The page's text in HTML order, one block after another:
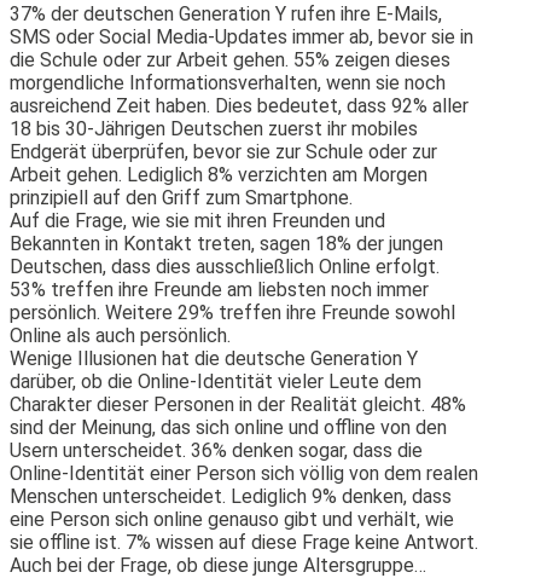
37% der deutschen Generation Y rufen ihre E-Mails,
SMS oder Social Media-Updates immer ab, bevor sie in
die Schule oder zur Arbeit gehen. 55% zeigen dieses
morgendliche Informationsverhalten, wenn sie noch
ausreichend Zeit haben. Dies bedeutet, dass 92% aller
18 bis 30-Jährigen Deutschen zuerst ihr mobiles
Endgerät überprüfen, bevor sie zur Schule oder zur
Arbeit gehen. Lediglich 8% verzichten am Morgen
prinzipiell auf den Griff zum Smartphone.
Auf die Frage, wie sie mit ihren Freunden und
Bekannten in Kontakt treten, sagen 18% der jungen
Deutschen, dass dies ausschließlich Online erfolgt.
53% treffen ihre Freunde am liebsten noch immer
persönlich. Weitere 29% treffen ihre Freunde sowohl
Online als auch persönlich.
Wenige Illusionen hat die deutsche Generation Y
darüber, ob die Online-Identität vieler Leute dem
Charakter dieser Personen in der Realität gleicht. 48%
sind der Meinung, das sich online und offline von den
Usern unterscheidet. 36% denken sogar, dass die
Online-Identität einer Person sich völlig von dem realen
Menschen unterscheidet. Lediglich 9% denken, dass
eine Person sich online genauso gibt und verhält, wie
sie offline ist. 7% wissen auf diese Frage keine Antwort.
Auch bei der Frage, ob diese junge Altersgruppe…